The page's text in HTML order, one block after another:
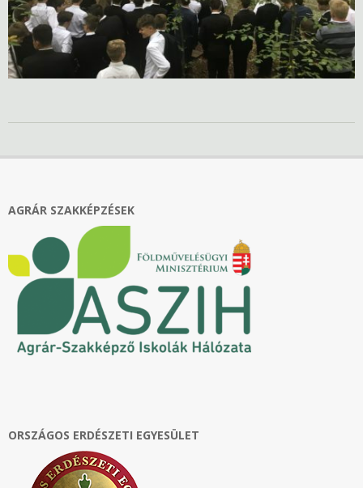
AGRÁR SZAKKÉPZÉSEK
ORSZÁGOS ERDÉSZETI EGYESÜLET